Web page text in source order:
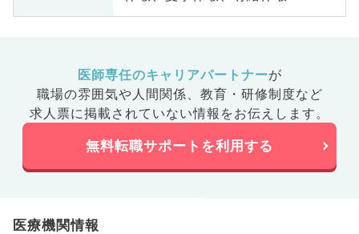
医師専任のキャリアパートナーが
職場の雰囲気や人間関係、 教育・研修制度など
求人票に掲載されていない情報をお伝えします。
無料転職サポートを利用する
医療機関情報